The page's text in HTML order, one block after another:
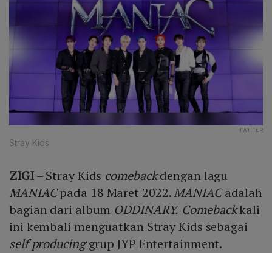
TWITTER
Stray Kids
ZIGI– Stray Kids comebackdengan lagu
MANIACpada 18 Maret 2022.MANIACadalah
bagian dari album ODDINARY. Comebackkali
ini kembali menguatkan Stray Kids sebagai
self producinggrup JYP Entertainment.